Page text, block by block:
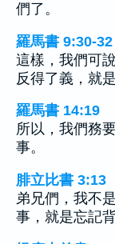
們了。
羅馬書 9:30-32
這樣，我們可
反得了義，就
羅馬書 14:19
所以，我們務
事。
腓立比書 3:13
弟兄們，我不
事，就是忘記